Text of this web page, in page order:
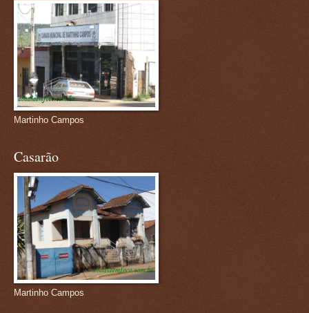
Martinho Campos
Casarão
Martinho Campos